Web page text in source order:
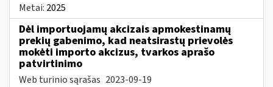
Metai: 2025
Dėl importuojamų akcizais apmokestinamų
prekių gabenimo, kad neatsirastų prievolės
mokėti importo akcizus, tvarkos aprašo
patvirtinimo
Web turinio sąrašas 2023-09-19